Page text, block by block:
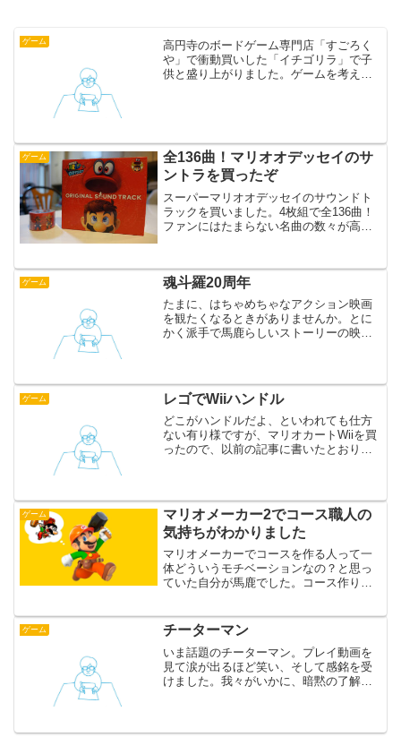
ゲーム
高円寺のボードゲーム専門店「すごろく
や」で衝動買いした「イチゴリラ」で子
供と盛り上がりました。ゲームを考える
ゲーム
全136曲！マリオオデッセイのサ
ントラを買ったぞ
スーパーマリオオデッセイのサウンドト
ラックを買いました。4枚組で全136曲！
ファンにはたまらない名曲の数々が高音
ゲーム 魂斗羅20周年
たまに、はちゃめちゃなアクション映画
を観たくなるときがありませんか。とに
かく派手で馬鹿らしいストーリーの映画
作が発売されたので、買...
ゲーム レゴでWiiハンドル
どこがハンドルだよ、といわれても仕方
ない有り様ですが、マリオカートWiiを買
ったので、以前の記事に書いたとおりレ
ルの隠されたこだわりを...
ゲーム
マリオメーカー2でコース職人の
気持ちがわかりました
マリオメーカーでコースを作る人って一
体どういうモチベーションなの？と思っ
ていた自分が馬鹿でした。コース作りは
ゲーム チーターマン
いま話題のチーターマン。プレイ動画を
見て涙が出るほど笑い、そして感銘を受
けました。我々がいかに、暗黙の了解の